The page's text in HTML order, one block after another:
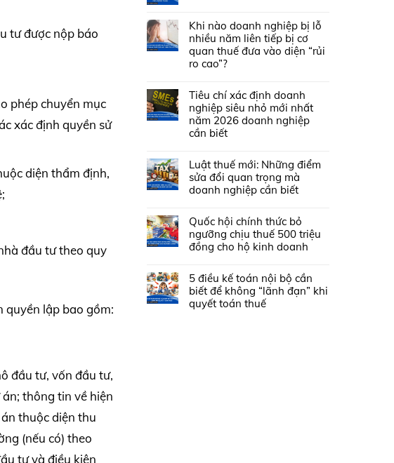
tư được nộp báo
phép chuyển mục
xác định quyền sử
diện thẩm định,
đầu tư theo quy
quyền lập bao gồm:
đầu tư, vốn đầu tư,
thông tin về hiện
thuộc diện thu
(nếu có) theo
tư và điều kiện
Khi nào doanh nghiệp bị lỗ
nhiều năm liên tiếp bị cơ
quan thuế đưa vào diện “rủi
ro cao”?
Tiêu chí xác định doanh
nghiệp siêu nhỏ mới nhất
năm 2026 doanh nghiệp
cần biết
Luật thuế mới: Những điểm
sửa đổi quan trọng mà
doanh nghiệp cần biết
Quốc hội chính thức bỏ
ngưỡng chịu thuế 500 triệu
đồng cho hộ kinh doanh
5 điều kế toán nội bộ cần
biết để không “lãnh đạn” khi
quyết toán thuế